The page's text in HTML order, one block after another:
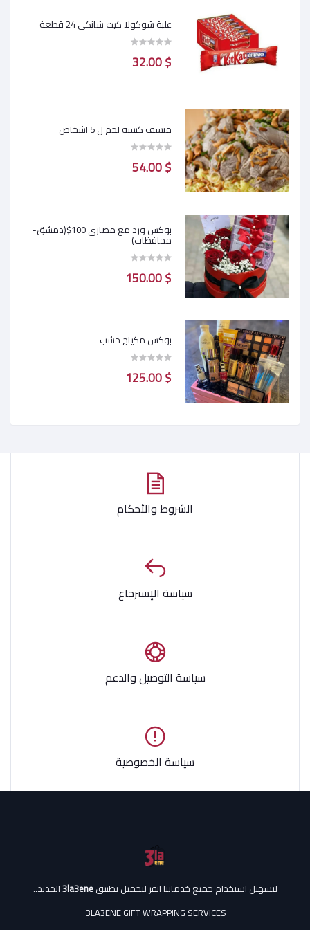
علبة شوكولا كيت شانكي 24 قطعة
$ 32.00
منسف كبسة لحم ل 5 اشخاص
$ 54.00
بوكس ورد مع مصاري 100$(دمشق-
محافظات)
$ 150.00
بوكس مكياج خشب
$ 125.00
الشروط والأحكام
سياسة الإسترجاع
سياسة التوصيل والدعم
سياسة الخصوصية
لتسهيل استخدام جميع خدماتنا انقر لتحميل تطبيق3la3eneالجديد..
3LA3ENE GIFT WRAPPING SERVICES